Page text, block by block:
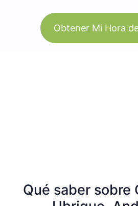
Obtener Mi Hora
Qué saber sobre